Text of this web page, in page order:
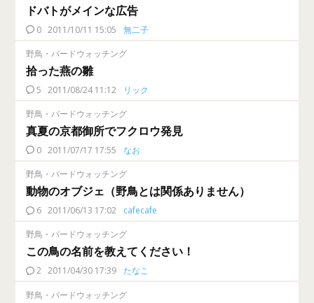
ドバトがメインな広告
0 2011/10/11 15:05 無二子
野鳥・バードウォッチング
拾った燕の雛
5 2011/08/24 11:12 リック
野鳥・バードウォッチング
真夏の京都御所でフクロウ発見
0 2011/07/17 17:55 なお
野鳥・バードウォッチング
動物のオブジェ（野鳥とは関係ありません）
6 2011/06/13 17:02 cafecafe
野鳥・バードウォッチング
この鳥の名前を教えてください！
2 2011/04/30 17:39 たなこ
野鳥・バードウォッチング